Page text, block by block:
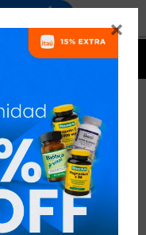

RECOMENDADOS